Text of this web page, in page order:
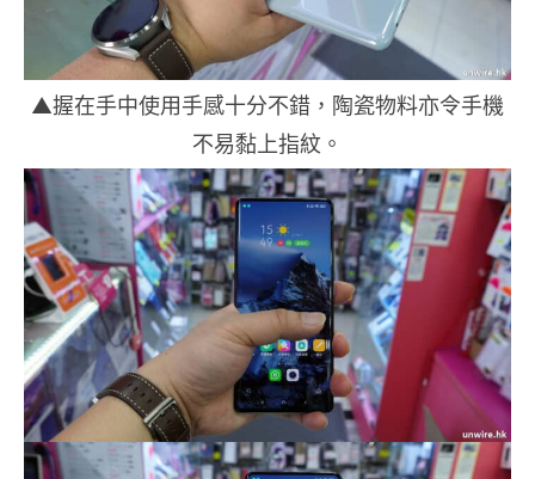
▲握在手中使用手感十分不錯，陶瓷物料亦令手機
不易黏上指紋。